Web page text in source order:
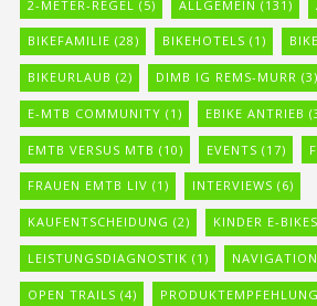
2-METER-REGEL (5) ALLGEMEIN (131)
BIKEFAMILIE (28) BIKEHOTELS (1)
BIKEURLAUB (2) DIMB IG REMS-MURR (3)
E-MTB COMMUNITY (1) EBIKE ANTRIEB
EMTB VERSUS MTB (10) EVENTS (17)
FRAUEN EMTB LIV (1) INTERVIEWS (6)
KAUFENTSCHEIDUNG (2) KINDER E-BIKES
LEISTUNGSDIAGNOSTIK (1) NAVIGATION
OPEN TRAILS (4) PRODUKTEMPFEHLUNG